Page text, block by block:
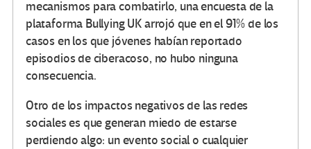
mecanismos para combatirlo, una encuesta de la
plataforma Bullying UK arrojó que en el 91% de los
casos en los que jóvenes habían reportado
episodios de ciberacoso, no hubo ninguna
consecuencia.
Otro de los impactos negativos de las redes
sociales es que generan miedo de estarse
perdiendo algo: un evento social o cualquier